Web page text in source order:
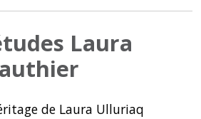
Laura
de Laura Ulluriaq